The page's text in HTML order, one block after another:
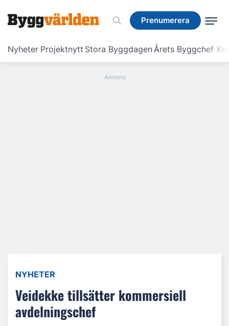
Prenumerera
Nyheter Projektnytt Stora ByggdagenÅrets Byggchef
Prenumerera
NYHETER
Veidekke tillsätter kommersiell
avdelningschef